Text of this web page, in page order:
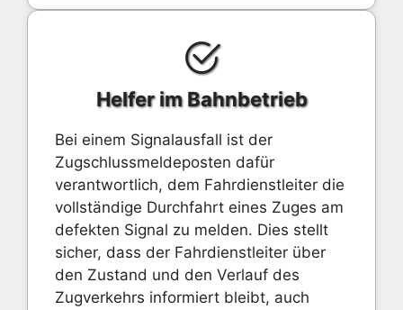
Helfer im Bahnbetrieb
Bei einem Signalausfall ist der
Zugschlussmeldeposten dafür
verantwortlich, dem Fahrdienstleiter die
vollständige Durchfahrt eines Zuges am
defekten Signal zu melden. Dies stellt
sicher, dass der Fahrdienstleiter über
den Zustand und den Verlauf des
Zugverkehrs informiert bleibt, auch